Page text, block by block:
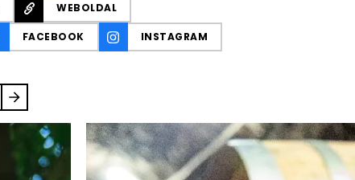
WEBOLDAL
FACEBOOK INSTAGRAM